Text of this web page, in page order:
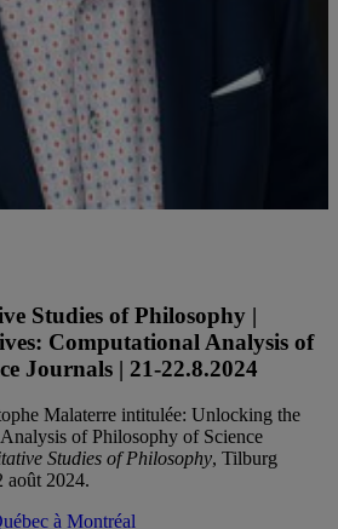
Studies of Philosophy |
Computational Analysis of
Journals | 21-22.8.2024
Malaterre intitulée: Unlocking the
of Philosophy of Science
Studies of Philosophy, Tilburg
août 2024.
à Montréal